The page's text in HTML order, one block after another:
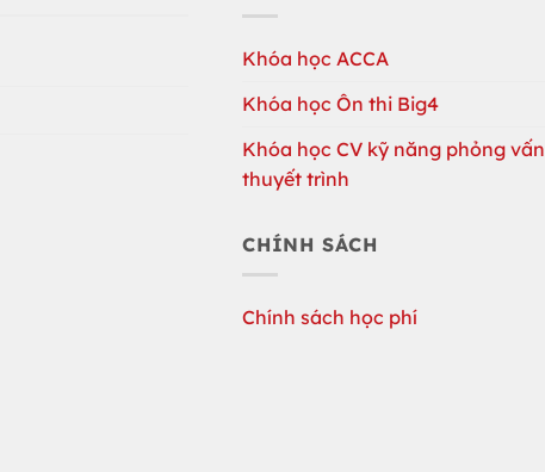
Khóa học ACCA
Khóa học Ôn thi Big4
Khóa học CV kỹ năng phỏng vấn
thuyết trình
CHÍNH SÁCH
Chính sách học phí